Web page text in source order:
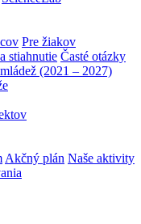
Pre žiakov
stiahnutie Časté otázky
(2021 – 2027)
Akčný plán Naše aktivity